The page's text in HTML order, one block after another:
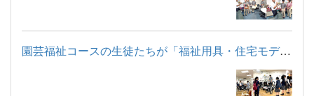
園芸福祉コースの生徒たちが「福祉用具・住宅モデルルーム見学」...